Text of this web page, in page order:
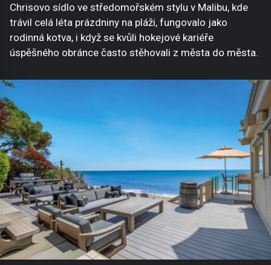
Chrisovo sídlo ve středomořském stylu v Malibu, kde
trávil celá léta prázdniny na pláži, fungovalo jako
rodinná kotva, i když se kvůli hokejové kariéře
úspěšného obránce často stěhovali z města do města.